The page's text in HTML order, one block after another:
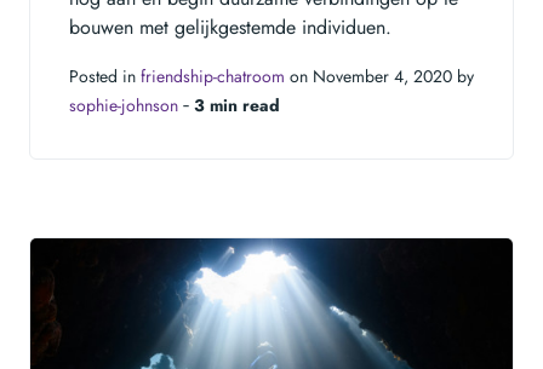
bouwen met gelijkgestemde individuen.
Posted in friendship-chatroom on November 4, 2020 by
sophie-johnson ‐ 3 min read